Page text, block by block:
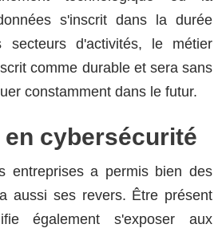
s'inscrit dans la durée
secteurs d'activités, le métier
comme durable et sera sans
constamment dans le futur.
cybersécurité
entreprises a permis bien des
aussi ses revers. Être présent
également s'exposer aux